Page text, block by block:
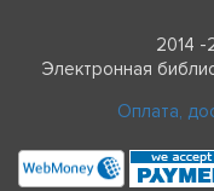
2014 -
Электронная
Оплата,